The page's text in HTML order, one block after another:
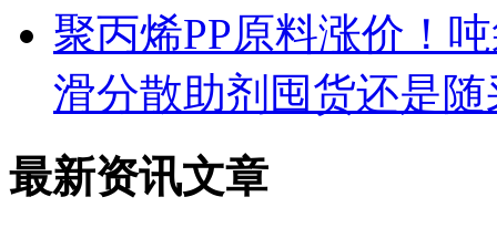
聚丙烯PP原料涨价！
滑分散助剂囤货还是随
最新资讯文章